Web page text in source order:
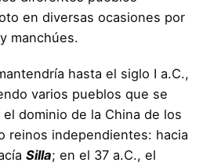
en diversas ocasiones por
manchúes.
hasta el siglo I a.C.,
varios pueblos que se
dominio de la China de los
reinos independientes: hacia
Silla; en el 37 a.C., el